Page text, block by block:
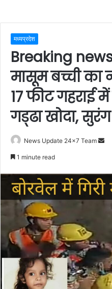
मध्यप्रदेश
Breaking
मासूम बच्ची का
17 फीट गहराई
गड्‌ढा खोदा,
News Update 24x7 Team
1 minute read